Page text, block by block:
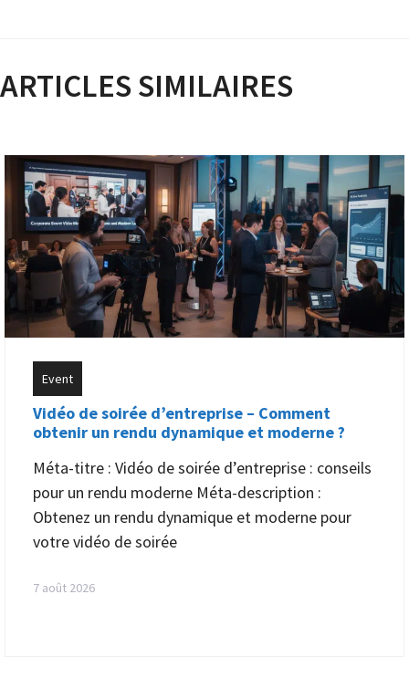
ARTICLES SIMILAIRES
Event
Vidéo de soirée d’entreprise – Comment
obtenir un rendu dynamique et moderne ?
Méta-titre : Vidéo de soirée d’entreprise : conseils
pour un rendu moderne Méta-description :
Obtenez un rendu dynamique et moderne pour
votre vidéo de soirée
7 août 2026